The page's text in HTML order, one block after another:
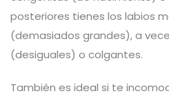
posteriores tienes los labios
(demasiados grandes), a
(desiguales) o colgantes.
También es ideal si te